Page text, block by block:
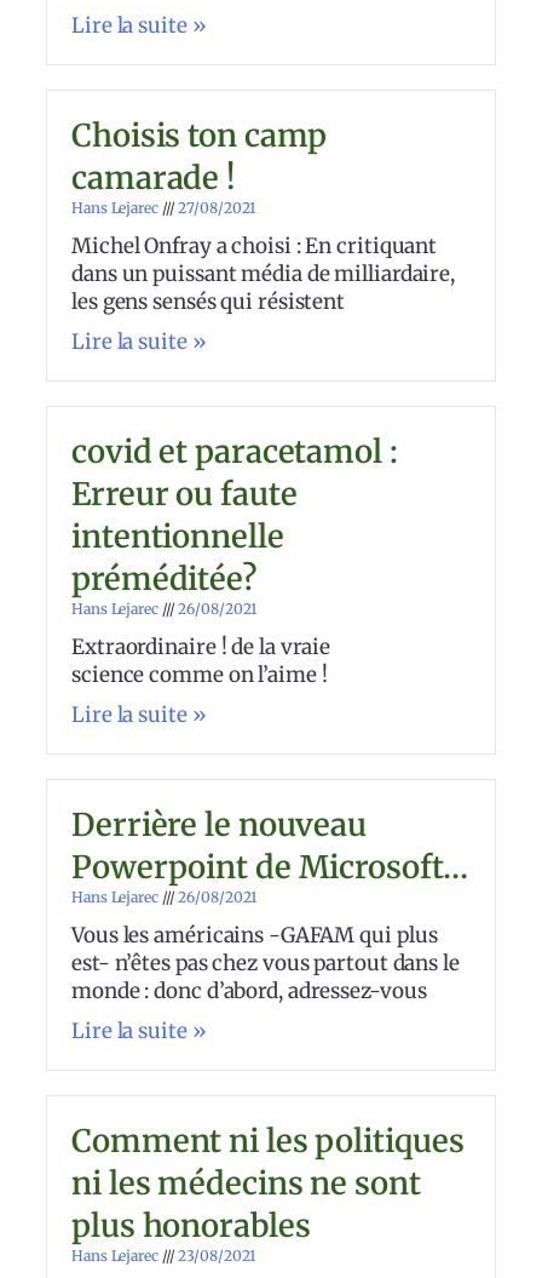
Lire la suite »
Choisis ton camp
camarade !
Hans Lejarec 27/08/2021
Michel Onfray a choisi : En critiquant
dans un puissant média de milliardaire,
les gens sensés qui résistent
Lire la suite »
covid et paracetamol :
Erreur ou faute
intentionnelle
préméditée?
Hans Lejarec 26/08/2021
Extraordinaire ! de la vraie
science comme on l’aime !
Lire la suite »
Derrière le nouveau
Powerpoint de Microsoft…
Hans Lejarec 26/08/2021
Vous les américains -GAFAM qui plus
est- n’êtes pas chez vous partout dans le
monde : donc d’abord, adressez-vous
Lire la suite »
Comment ni les politiques
ni les médecins ne sont
plus honorables
Hans Lejarec 23/08/2021